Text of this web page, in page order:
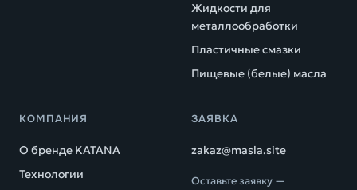
Жидкости для
металлообработки
Пластичные смазки
Пищевые (белые) масла
КОМПАНИЯ
О бренде KATANA
Технологии
ЗАЯВКА
zakaz@masla.site
Оставьте заявку —